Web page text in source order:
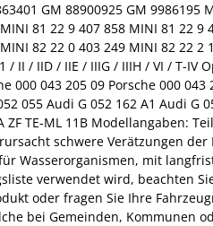
GM 88900925 GM
81 22 9 407 858 MINI 81 22
82 22 0 403 249 MINI 82 22
/ II / IID / IIE / IIIG / IIIH / VI / T-
000 043 205 09 Porsche 000
055 Audi G 052 162 A1 Audi G
ZF TE-ML 11B
schwere Verätzungen
Wasserorganismen, mit
verwendet wird, beachten
oder fragen Sie Ihre
bei Gemeinden, Kommunen